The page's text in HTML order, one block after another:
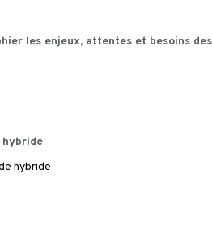
les enjeux, attentes et besoins
hybride
hybride